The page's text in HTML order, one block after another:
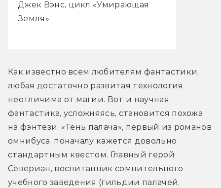
Джек Вэнс, цикл «Умирающая
Земля»
Как известно всем любителям фантастики,
любая достаточно развитая технология
неотличима от магии. Вот и научная
фантастика, усложняясь, становится похожа
на фэнтези. «Тень палача», первый из романов
омнибуса, поначалу кажется довольно
стандартным квестом. Главный герой
Севериан, воспитанник сомнительного
учебного заведения (гильдии палачей,